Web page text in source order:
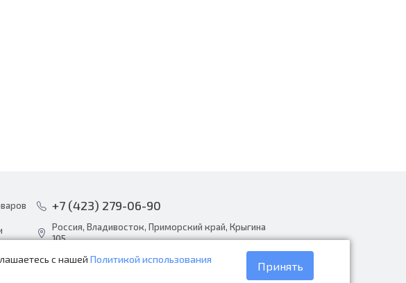
с нашей Политикой использования
Принять
+7 (423) 279-06-90
Россия, Владивосток, Приморский край, Крыгина
105
info@avtonarodnye.ru